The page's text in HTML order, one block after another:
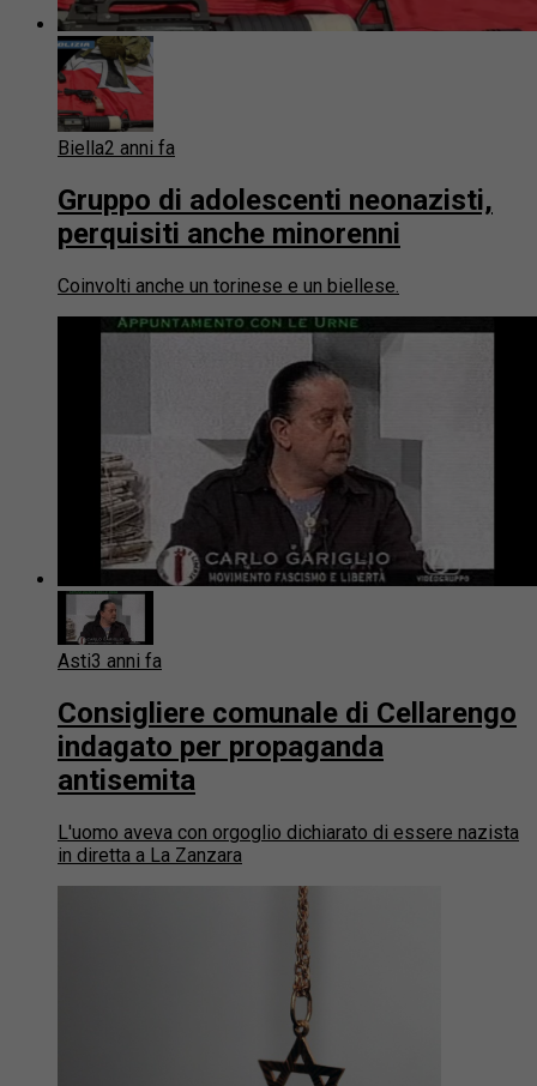
Biella2 anni fa
Gruppo di adolescenti neonazisti,
perquisiti anche minorenni
Coinvolti anche un torinese e un biellese.
Asti3 anni fa
Consigliere comunale di Cellarengo
indagato per propaganda
antisemita
L'uomo aveva con orgoglio dichiarato di essere nazista
in diretta a La Zanzara